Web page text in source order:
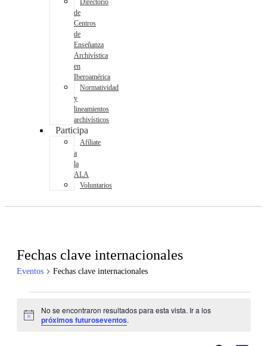
Directorio
de
Centros
de
Enseñanza
Archivística
en
Iberoamérica
Normatividad
y
lineamientos
archivísticos
Participa
Afíliate
a
la
ALA
Voluntarios
Fechas clave internacionales
Eventos Fechas clave internacionales
Notice
No se encontraron resultados para esta vista. Ir a los
próximos futuroseventos.